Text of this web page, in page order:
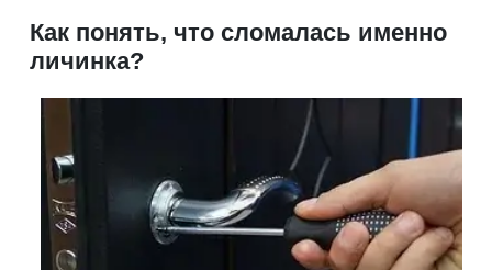
Как понять, что сломалась именно
личинка?